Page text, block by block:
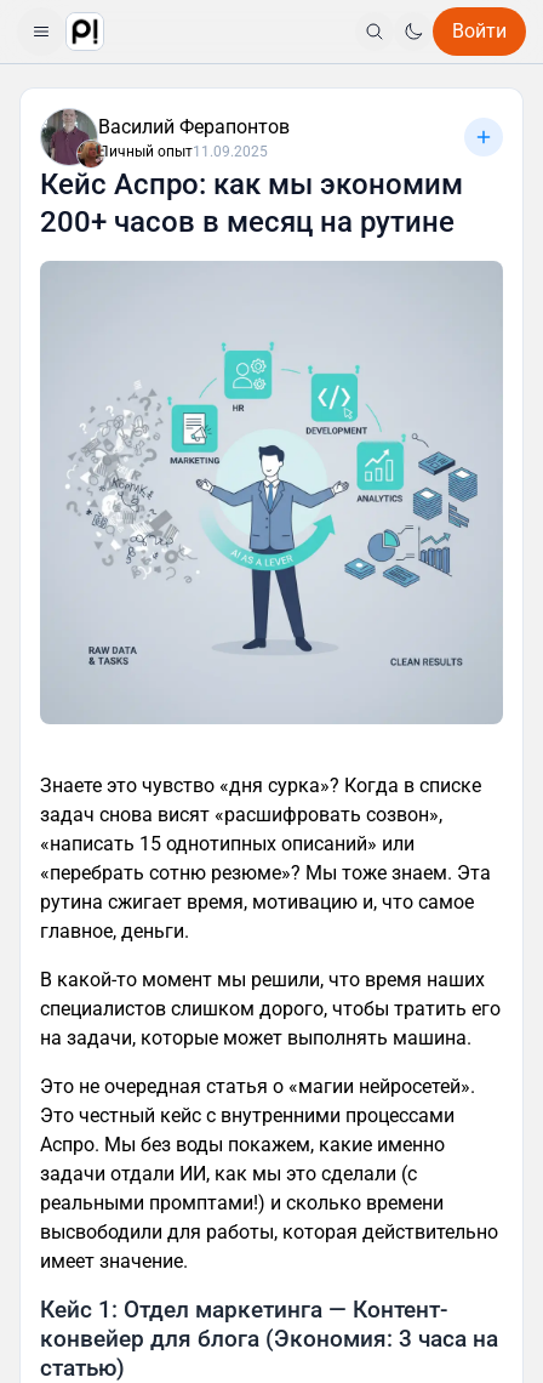
Войти
Василий Ферапонтов
Личный опыт11.09.2025
Кейс Аспро: как мы экономим
200+ часов в месяц на рутине
Знаете это чувство «дня сурка»? Когда в списке
задач снова висят «расшифровать созвон»,
«написать 15 однотипных описаний» или
«перебрать сотню резюме»? Мы тоже знаем. Эта
рутина сжигает время, мотивацию и, что самое
главное, деньги.
В какой-то момент мы решили, что время наших
специалистов слишком дорого, чтобы тратить его
на задачи, которые может выполнять машина.
Это не очередная статья о «магии нейросетей».
Это честный кейс с внутренними процессами
Аспро. Мы без воды покажем, какие именно
задачи отдали ИИ, как мы это сделали (с
реальными промптами!) и сколько времени
высвободили для работы, которая действительно
имеет значение.
Кейс 1: Отдел маркетинга — Контент-
конвейер для блога (Экономия: 3 часа на
статью)